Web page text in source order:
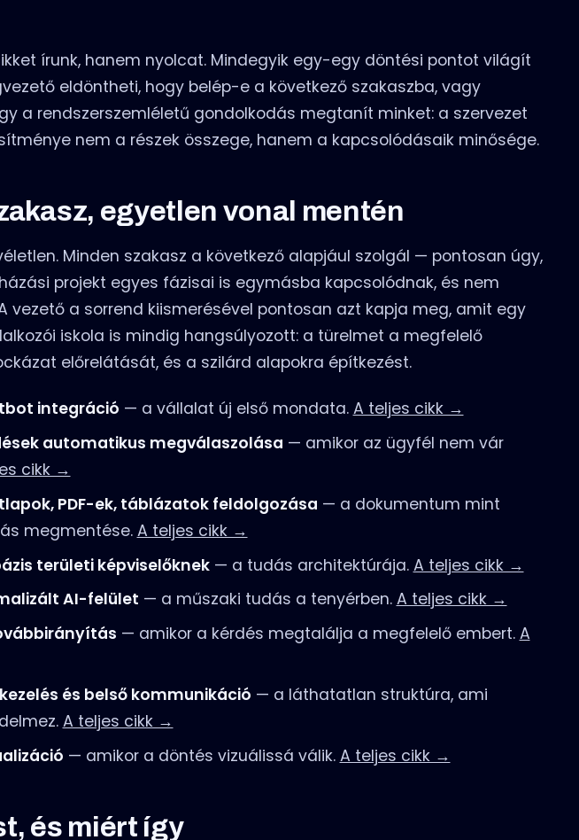
írunk, hanem nyolcat. Mindegyik egy-egy döntési pontot világít
eldöntheti, hogy belép-e a következő szakaszba, vagy
a rendszerszemléletű gondolkodás megtanít minket: a szervezet
nem a részek összege, hanem a kapcsolódásaik minősége.
egyetlen vonal mentén
Minden szakasz a következő alapjául szolgál — pontosan úgy,
projekt egyes fázisai is egymásba kapcsolódnak, és nem
vezető a sorrend kiismerésével pontosan azt kapja meg, amit egy
iskola is mindig hangsúlyozott: a türelmet a megfelelő
előrelátását, és a szilárd alapokra építkezést.
integráció — a vállalat új első mondata. A teljes cikk →
automatikus megválaszolása — amikor az ügyfél nem vár
cikk →
PDF-ek, táblázatok feldolgozása — a dokumentum mint
megmentése. A teljes cikk →
területi képviselőknek— a tudás architektúrája. A teljes cikk →
AI-felület — a műszaki tudás a tenyérben. A teljes cikk →
— amikor a kérdés megtalálja a megfelelő embert. A
és belső kommunikáció — a láthatatlan struktúra, ami
A teljes cikk →
— amikor a döntés vizuálissá válik. A teljes cikk →
és miért így